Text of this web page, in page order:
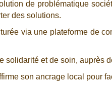
de problématique
des solutions.
via une plateforme de
solidarité et de soin, auprès
son ancrage local pour